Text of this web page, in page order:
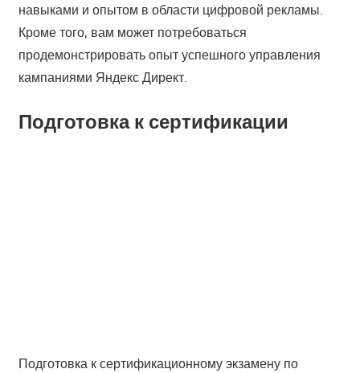
навыками и опытом в области цифровой рекламы.
Кроме того, вам может потребоваться
продемонстрировать опыт успешного управления
кампаниями Яндекс Директ.
Подготовка к сертификации
Подготовка к сертификационному экзамену по